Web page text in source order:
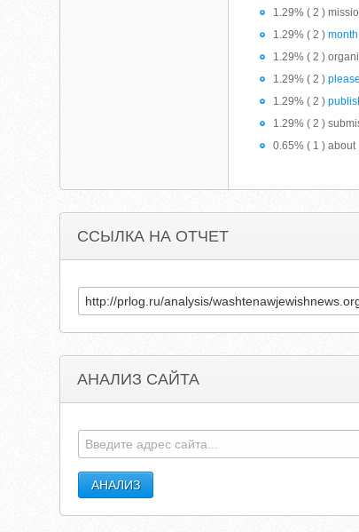
1.29% ( 2 )
1.29% ( 2 )month
1.29% ( 2 )
1.29% ( 2 )please
1.29% ( 2 )
1.29% ( 2 )
0.65% ( 1 ) about
ССЫЛКА НА ОТЧЕТ
АНАЛИЗ САЙТА